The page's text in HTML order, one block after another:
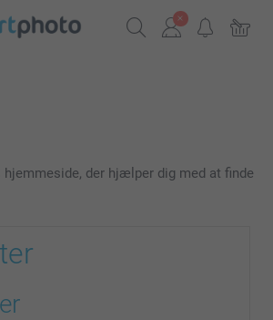
hjemmeside, der hjælper dig med at finde